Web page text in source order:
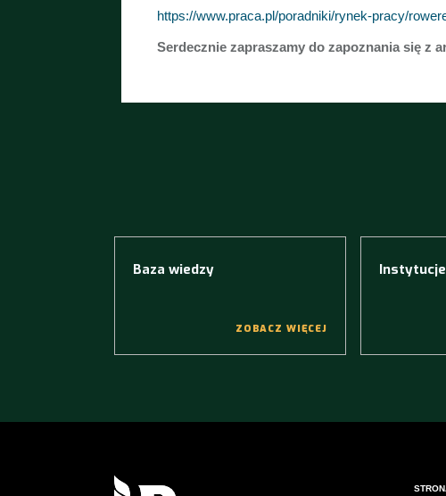
https://www.praca.pl/poradniki/rynek-pracy/
Serdecznie zapraszamy do zapoznania się z
Baza wiedzy
ZOBACZ WIĘCEJ